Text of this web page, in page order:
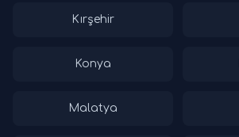
Kırşehir
Konya
Malatya